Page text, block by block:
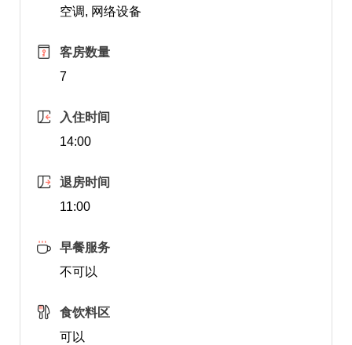
空调, 网络设备
客房数量
7
入住时间
14:00
退房时间
11:00
早餐服务
不可以
食饮料区
可以